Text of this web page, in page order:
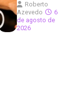
Roberto
Azevedo
6
de agosto de
2026